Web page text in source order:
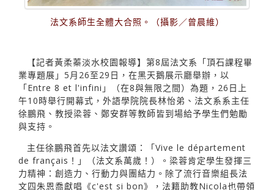
法文系師生全體大合照。（攝影／曾晨維）
【記者黃柔蓁淡水校園報導】第8屆法文系「頂石課程畢
業專題展」5月26至29日，在黑天鵝展示廳舉辦，以
「Entre 8 et l'infini」（在8與無限之間）為題，26日上
午10時舉行開幕式，外語學院院長林怡弟、法文系系主任
徐鵬飛、教授梁蓉、鄭安群等教師皆到場給予學生們勉勵
與支持。
主任徐鵬飛首先以法文讚頌：「Vive le département
de français！」（法文系萬歲！）。梁蓉肯定學生發揮三
力精神：創造力、行動力與團結力。除了流行音樂組長法
文四朱恩喬獻唱《c'est si bon》，法籍助教Nicola也帶領